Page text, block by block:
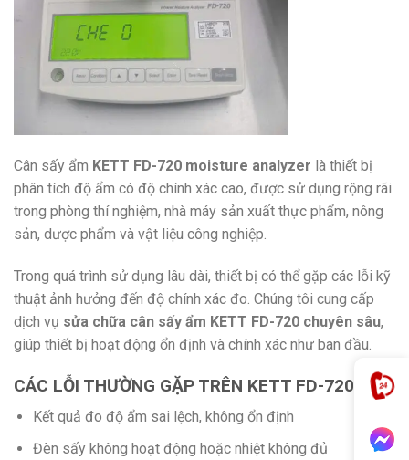
Cân sấy ẩm KETT FD-720 moisture analyzer là thiết bị
phân tích độ ẩm có độ chính xác cao, được sử dụng rộng rãi
trong phòng thí nghiệm, nhà máy sản xuất thực phẩm, nông
sản, dược phẩm và vật liệu công nghiệp.
Trong quá trình sử dụng lâu dài, thiết bị có thể gặp các lỗi kỹ
thuật ảnh hưởng đến độ chính xác đo. Chúng tôi cung cấp
dịch vụ sửa chữa cân sấy ẩm KETT FD-720 chuyên sâu,
giúp thiết bị hoạt động ổn định và chính xác như ban đầu.
CÁC LỖI THƯỜNG GẶP TRÊN KETT FD-720
Kết quả đo độ ẩm sai lệch, không ổn định
Đèn sấy không hoạt động hoặc nhiệt không đủ